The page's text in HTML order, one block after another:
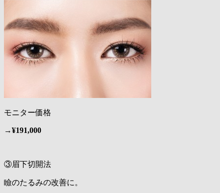
モニター価格
→¥191,000
③眉下切開法
瞼のたるみの改善に。